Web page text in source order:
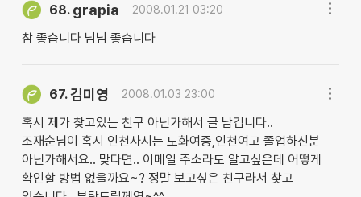
68. grapia 2008.01.21 03:20
참 좋습니다 넘넘 좋습니다
67.김미영 2008.01.03 23:00
혹시 제가 찾고있는 친구 아닌가해서 글 남깁니다..
조재순님이 혹시 인천사시는 도화여중,인천여고 졸업하신분
아닌가해서요.. 맞다면.. 이메일 주소라도 알고싶은데 어떻게
확인할 방법 없을까요~? 정말 보고싶은 친구라서 찾고